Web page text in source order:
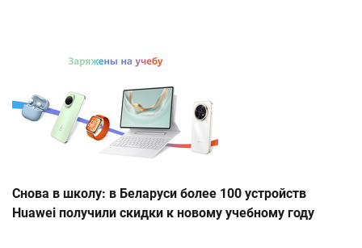
Снова в школу: в Беларуси более 100 устройств
Huawei получили скидки к новому учебному году